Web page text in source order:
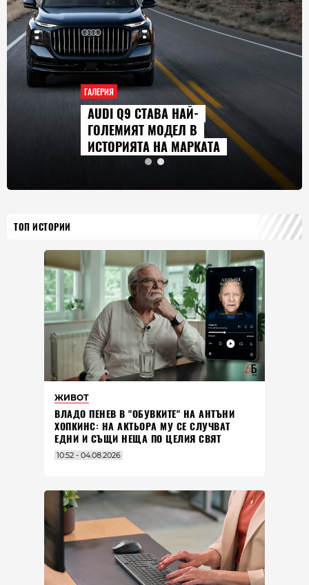
ГАЛЕРИЯ
AUDI Q9 СТАВА НАЙ-
ГОЛЕМИЯТ МОДЕЛ В
ИСТОРИЯТА НА МАРКАТА
ТОП ИСТОРИИ
ЖИВОТ
ВЛАДO ПЕНЕВ В "ОБУВКИТЕ" НА АНТЪНИ
ХОПКИНС: НА АКТЬОРА МУ СЕ СЛУЧВАТ
ЕДНИ И СЪЩИ НЕЩА ПО ЦЕЛИЯ СВЯТ
10:52 - 04.08.2026